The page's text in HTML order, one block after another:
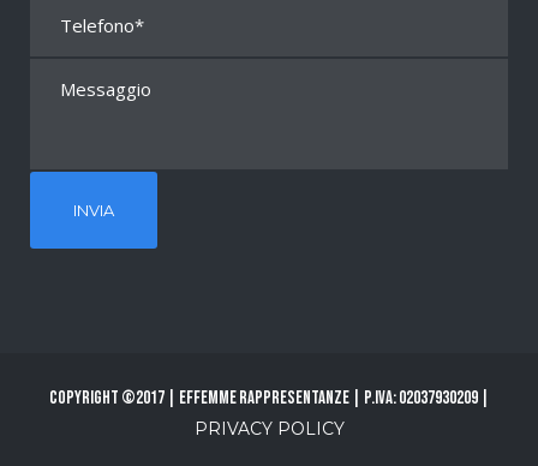
Copyright ©2017 | Effemme Rappresentanze | P.Iva: 02037930209 |
PRIVACY POLICY